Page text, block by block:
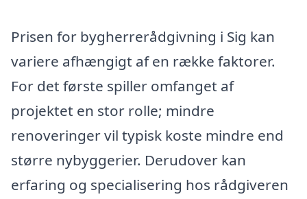
Prisen for bygherrerådgivning i Sig kan
variere afhængigt af en række faktorer.
For det første spiller omfanget af
projektet en stor rolle; mindre
renoveringer vil typisk koste mindre end
større nybyggerier. Derudover kan
erfaring og specialisering hos rådgiveren